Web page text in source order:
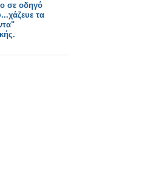
σε οδηγό
τα